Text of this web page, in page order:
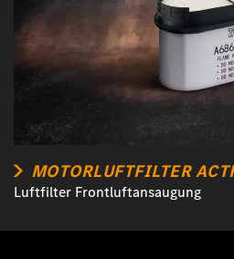
MOTORLUFTFILTER
Luftfilter Frontluftansaugung